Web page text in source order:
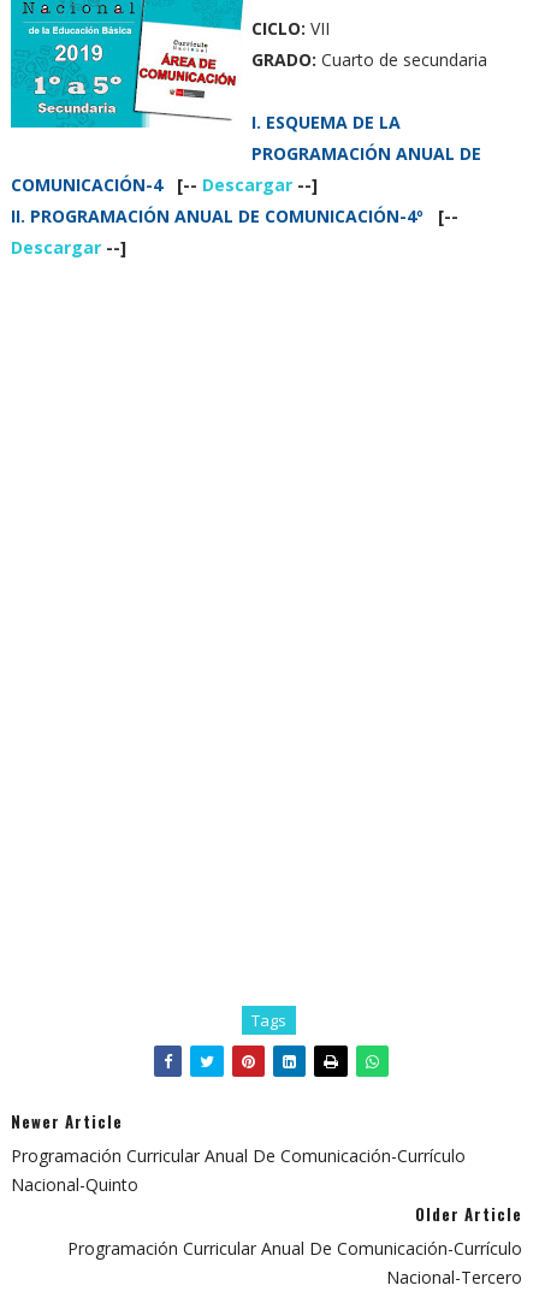
CICLO: VII
GRADO: Cuarto de secundaria
I. ESQUEMA DE LA
PROGRAMACIÓN ANUAL DE
COMUNICACIÓN-4
[-- Descargar--]
II. PROGRAMACIÓN ANUAL DE COMUNICACIÓN-4º [--
Descargar--]
Tags
Newer Article
Programación Curricular Anual De Comunicación-Currículo
Nacional-Quinto
Older Article
Programación Curricular Anual De Comunicación-Currículo
Nacional-Tercero